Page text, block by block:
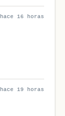
hace 16 horas
hace 19 horas